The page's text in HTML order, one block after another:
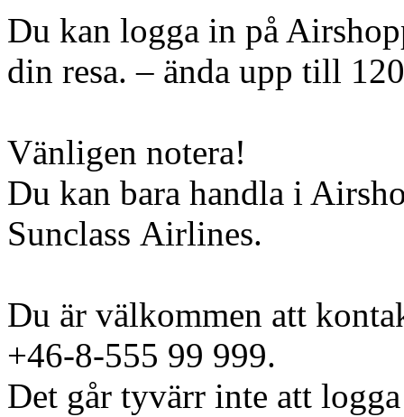
Du kan logga in på
din resa. – ända upp till
Vänligen notera!
Du kan bara handla i
Sunclass Airlines.
Du är välkommen att
+46-8-555 99 999.
Det går tyvärr inte att